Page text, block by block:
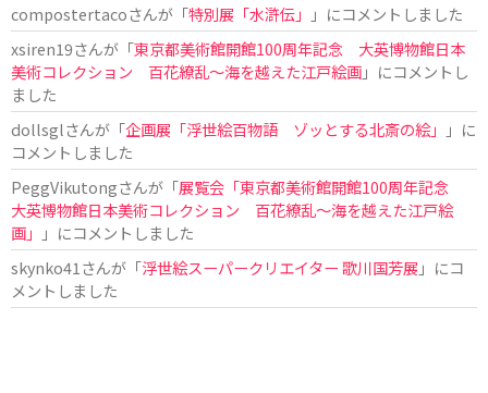
compostertacoさんが「特別展「水滸伝」
」にコメントしました
xsiren19さんが「東京都美術館開館100周年記念 大英博物館日本
美術コレクション 百花繚乱～海を越えた江戸絵画」にコメントし
ました
dollsglさんが「企画展「浮世絵百物語 ゾッとする北斎の絵」
」に
コメントしました
PeggVikutongさんが「展覧会「東京都美術館開館100周年記念
大英博物館日本美術コレクション 百花繚乱〜海を越えた江戸絵
画」
」にコメントしました
skynko41さんが「浮世絵スーパークリエイター 歌川国芳展 」にコ
メントしました